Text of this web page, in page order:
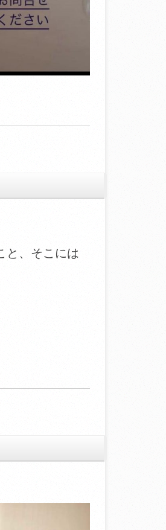
と、そこには